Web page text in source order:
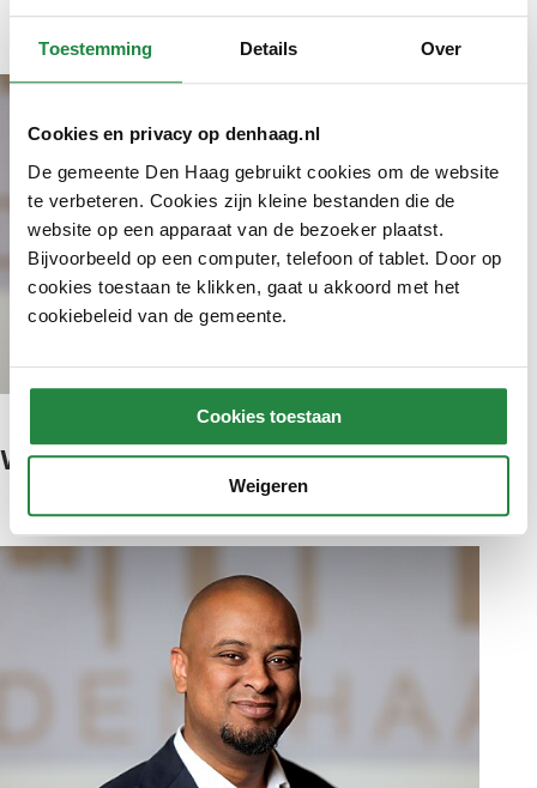
Toestemming Details Over
Cookies en privacy op denhaag.nl
De gemeente Den Haag gebruikt cookies om de website
te verbeteren. Cookies zijn kleine bestanden die de
website op een apparaat van de bezoeker plaatst.
Bijvoorbeeld op een computer, telefoon of tablet. Door op
cookies toestaan te klikken, gaat u akkoord met het
cookiebeleid van de gemeente.
Cookies toestaan
Weigeren
Wethouder Mariëtte van Leeuwen